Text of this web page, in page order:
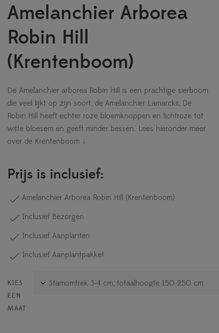
Amelanchier Arborea
Robin Hill
(Krentenboom)
De Amelanchier arborea Robin Hill is een prachtige sierboom
die veel lijkt op zijn soort, de Amelanchier Lamarckii, De
Robin Hill heeft echter roze bloemknoppen en lichtroze tot
witte bloesem en geeft minder bessen. Lees hieronder meer
over de Krentenboom ↓
Prijs is inclusief:
Amelanchier Arborea Robin Hill (Krentenboom)
Inclusief Bezorgen
Inclusief Aanplanten
Inclusief Aanplantpakket
KIES
EEN
MAAT